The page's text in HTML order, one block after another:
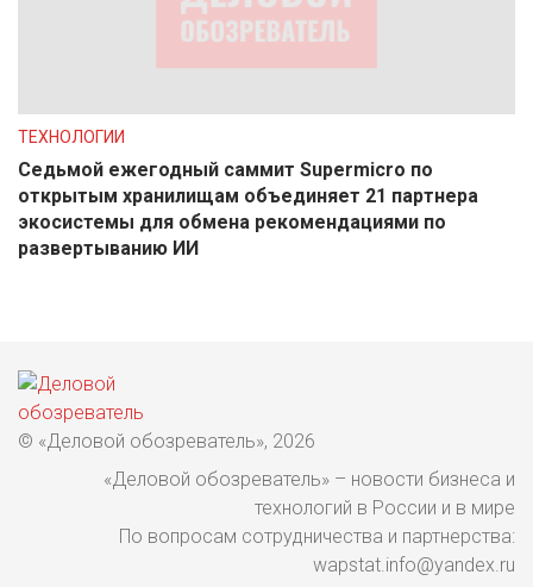
ТЕХНОЛОГИИ
Седьмой ежегодный саммит Supermicro по
открытым хранилищам объединяет 21 партнера
экосистемы для обмена рекомендациями по
развертыванию ИИ
© «Деловой обозреватель», 2026
«Деловой обозреватель» – новости бизнеса и
технологий в России и в мире
По вопросам сотрудничества и партнерства:
wapstat.info@yandex.ru